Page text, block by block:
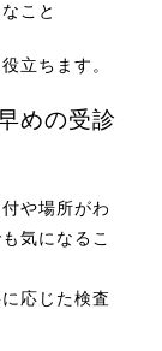
こと
立ちます。
めの受診
や場所がわ
気になるこ
応じた検査